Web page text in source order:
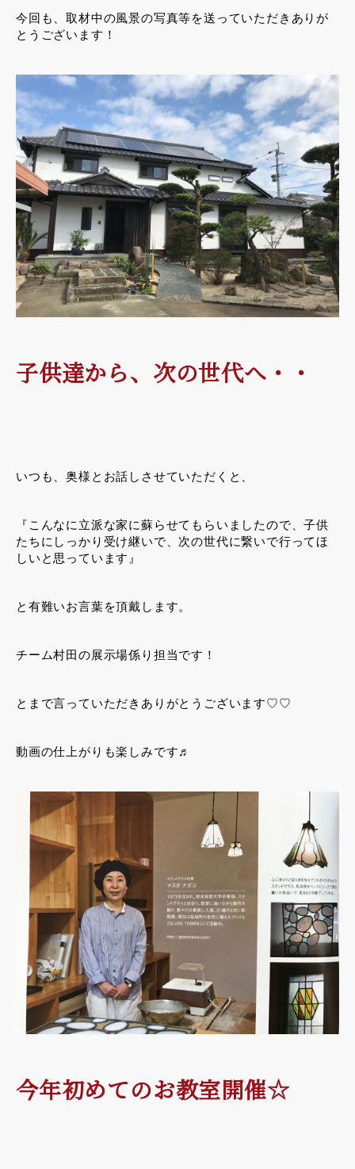
今回も、取材中の風景の写真等を送っていただきありが
とうございます！
子供達から、次の世代へ・・
いつも、奥様とお話しさせていただくと、
『こんなに立派な家に蘇らせてもらいましたので、子供
たちにしっかり受け継いで、次の世代に繋いで行ってほ
しいと思っています』
と有難いお言葉を頂戴します。
チーム村田の展示場係り担当です！
とまで言っていただきありがとうございます♡♡
動画の仕上がりも楽しみです♬
今年初めてのお教室開催☆